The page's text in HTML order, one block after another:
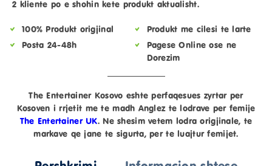
2 kliente po e shohin kete produkt aktualisht.
100% Produkt origjinal
Posta 24-48h
Produkt me cilesi te larte
Pagese Online ose ne
Dorezim
The Entertainer Kosovo eshte perfaqesues zyrtar per
Kosoven i rrjetit me te madh Anglez te lodrave per femije
The Entertainer UK. Ne shesim vetem lodra origjinale, te
markave qe jane te sigurta, per te luajtur femijet.